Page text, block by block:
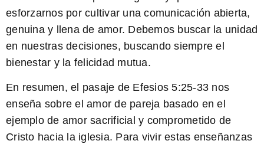
esforzarnos por cultivar una comunicación abierta,
genuina y llena de amor. Debemos buscar la unidad
en nuestras decisiones, buscando siempre el
bienestar y la felicidad mutua.
En resumen, el pasaje de Efesios 5:25-33 nos
enseña sobre el amor de pareja basado en el
ejemplo de amor sacrificial y comprometido de
Cristo hacia la iglesia. Para vivir estas enseñanzas